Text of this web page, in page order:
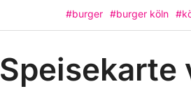
#burger #burger köln
Speisekarte